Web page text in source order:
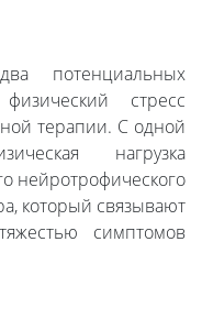
потенциальных
стресс
терапии. С одной
нагрузка
нейротрофического
который связывают
симптомов